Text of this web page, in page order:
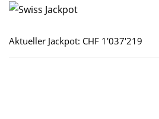
Aktueller Jackpot: CHF 1'037'219